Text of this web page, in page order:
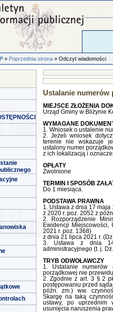
»Poprzednia strona» Odczyt wiadomości
Ustalanie numerów
MIEJSCE ZŁOŻENIA
Urząd Gminy w Bliżynie
WYMAGANE
1. Wniosek o ustalenie
2. Jeżeli wniosek
terenie nie wskazuje
ustalony numer
z ich lokalizacją i
OPŁATY
Zwolnione
TERMIN I SPOSÓB
Do 1 miesiąca.
PODSTAWA PRAWNA
1. Ustawa z dnia 17
z 2020 r. poz. 2052 z
2. Rozporządzenie
Ewidencji
2021 r. poz. 1368)
z dnia 21 lipca 2021 r.
3. Ustawa z dnia 14
administracyjnego (t. j.
TRYB ODWOŁAWCZY
1. Ustalanie numerów
porządkowej nie
2. Zgodnie z art. 3 § 2
postępowaniu przed
późn. zm.) ww.
Skargę na taką
ustawy, po uprzednim
usunięcia naruszenia